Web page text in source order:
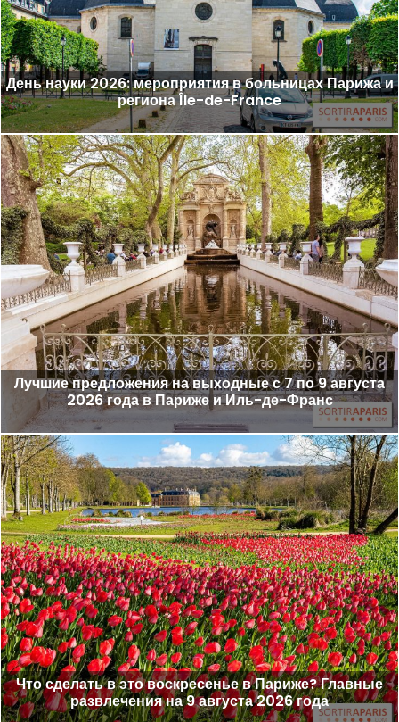
День науки 2026: мероприятия в больницах Парижа и
региона Île-de-France
Лучшие предложения на выходные с 7 по 9 августа
2026 года в Париже и Иль-де-Франс
Что сделать в это воскресенье в Париже? Главные
развлечения на 9 августа 2026 года